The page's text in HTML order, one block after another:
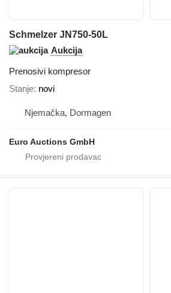
Schmelzer JN750-50L
Aukcija
Prenosivi kompresor
Stanje novi
Njemačka, Dormagen
Euro Auctions GmbH